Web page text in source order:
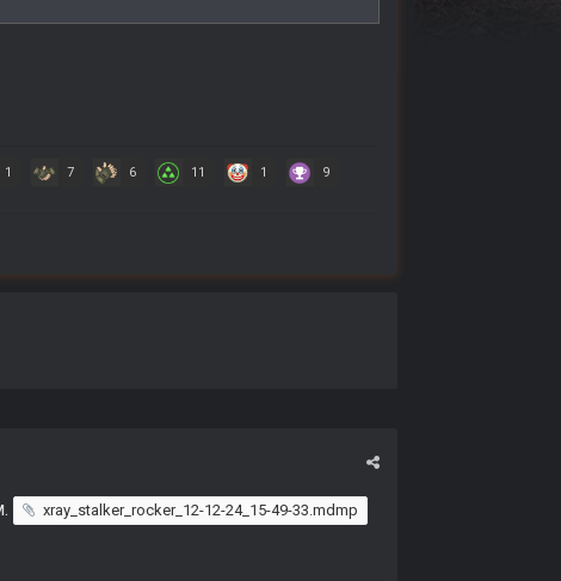
1 7 6 11 1 9
xray_stalker_rocker_12-12-24_15-49-33.mdmp